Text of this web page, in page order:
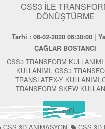
CSS3 İLE
DÖNÜŞTÜRME
Tarhi : 06-02-2020 06:30:00 |
ÇAĞLAR BOSTANCI
CSS3 TRANSFORM KULLANIMI
KULLANIMI, CSS3
TRANSLATEX-Y
TRANSFORM SKEW
Devamı...